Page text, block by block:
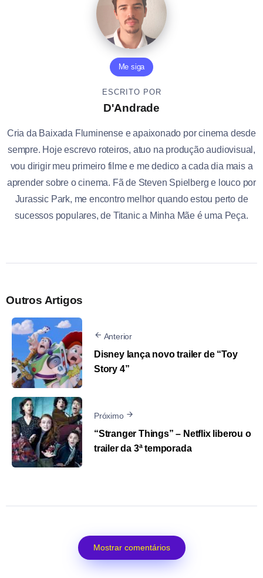
Me siga
ESCRITO POR
D'Andrade
Cria da Baixada Fluminense e apaixonado por cinema desde
sempre. Hoje escrevo roteiros, atuo na produção audiovisual,
vou dirigir meu primeiro filme e me dedico a cada dia mais a
aprender sobre o cinema. Fã de Steven Spielberg e louco por
Jurassic Park, me encontro melhor quando estou perto de
sucessos populares, de Titanic a Minha Mãe é uma Peça.
Outros Artigos
Anterior
Disney lança novo trailer de “Toy
Story 4”
Próximo
“Stranger Things” – Netflix liberou o
trailer da 3ª temporada
Mostrar comentários